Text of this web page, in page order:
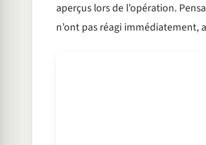
aperçus lors de l’opération.
n’ont pas réagi immédiatement,